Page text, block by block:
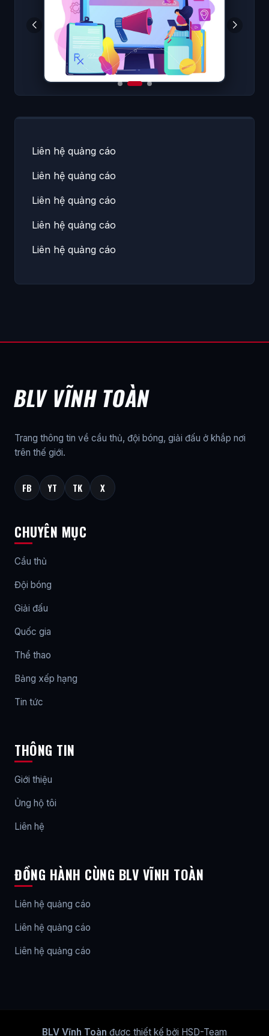
Liên hệ quảng cáo
Liên hệ quảng cáo
Liên hệ quảng cáo
Liên hệ quảng cáo
Liên hệ quảng cáo
BLV VĨNH TOÀN
Trang thông tin về cầu thủ, đội bóng, giải đấu ở khắp nơi
trên thế giới.
FB YT TK X
CHUYÊN MỤC
Cầu thủ
Đội bóng
Giải đấu
Quốc gia
Thể thao
Bảng xếp hạng
Tin tức
THÔNG TIN
Giới thiệu
Ủng hộ tôi
Liên hệ
ĐỒNG HÀNH CÙNG BLV VĨNH TOÀN
Liên hệ quảng cáo
Liên hệ quảng cáo
Liên hệ quảng cáo
BLV Vĩnh Toàn được thiết kế bởi HSD-Team